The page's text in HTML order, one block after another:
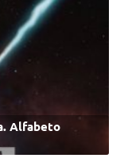
Alfabeto